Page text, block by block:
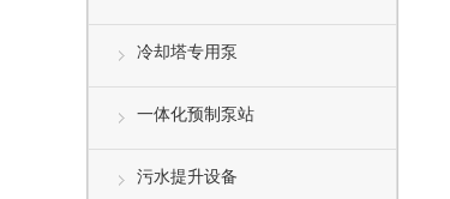
冷却塔专用泵
一体化预制泵站
污水提升设备